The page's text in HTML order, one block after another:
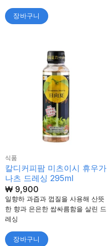
장바구니
식품
칼디커피팜 미츠이시 휴우가
나츠 드레싱 295ml
₩9,900
일향하 과즙과 껍질을 사용해 산뜻
한 향과 은은한 쌉싸름함을 살린 드
레싱
장바구니